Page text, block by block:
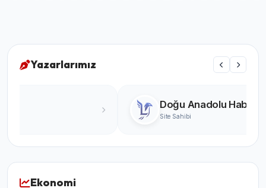
Yazarlarımız
Turgay Karabıyık
Ekonomi